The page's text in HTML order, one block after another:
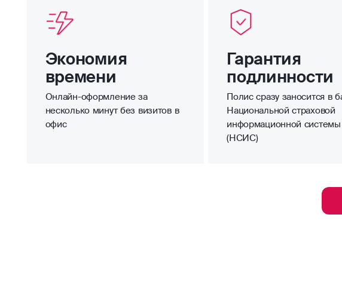
Экономия
времени
Онлайн-оформление за
несколько минут без визитов в
офис
Гарантия
подлинности
Полис сразу заносится в
Национальной страховой
информационной системы
(НСИС)